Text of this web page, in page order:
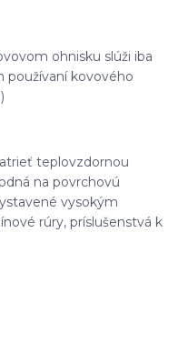
ohnisku slúži iba
používaní kovového
teplovzdornou
na povrchovú
vysokým
rúry, príslušenstvá k